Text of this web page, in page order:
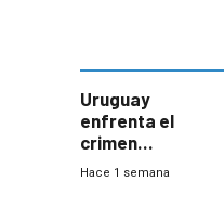
Uruguay
enfrenta el
crimen
organizado con
Hace 1 semana